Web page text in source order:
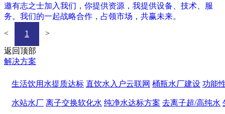
邀有志之士加入我们，你提供资源，我提供设备、技术、服
务。我们的一起战略合作，占领市场，共赢未来。
<
1 >
返回顶部
解决方案
生活饮用水提质达标 直饮水入户云联网 桶瓶水厂建设 功能
水站水厂 离子交换软化水 纯净水达标方案 去离子超/高纯水